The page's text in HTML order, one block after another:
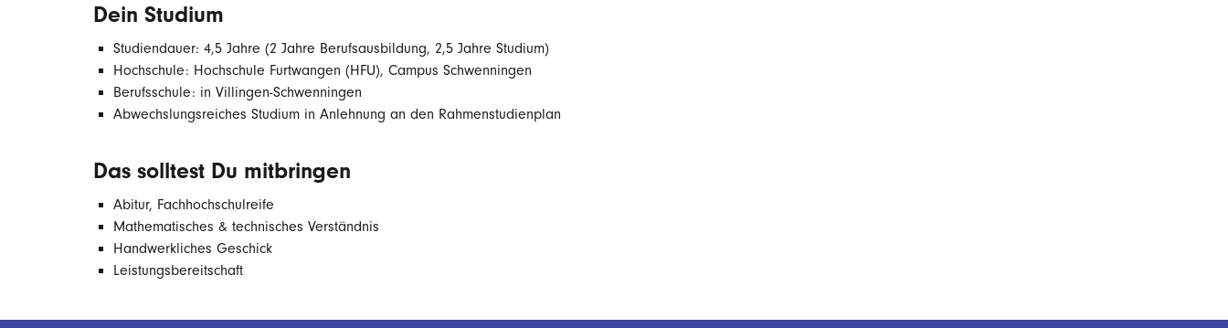
Dein Studium
Studiendauer: 4,5 Jahre (2 Jahre Berufsausbildung, 2,5 Jahre Studium)
Hochschule: Hochschule Furtwangen (HFU), Campus Schwenningen
Berufsschule: in Villingen-Schwenningen
Abwechslungsreiches Studium in Anlehnung an den Rahmenstudienplan
Das solltest Du mitbringen
Abitur, Fachhochschulreife
Mathematisches & technisches Verständnis
Handwerkliches Geschick
Leistungsbereitschaft